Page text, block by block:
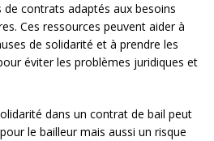
contrats adaptés aux besoins
Ces ressources peuvent aider à
de solidarité et à prendre les
éviter les problèmes juridiques et
dans un contrat de bail peut
le bailleur mais aussi un risque